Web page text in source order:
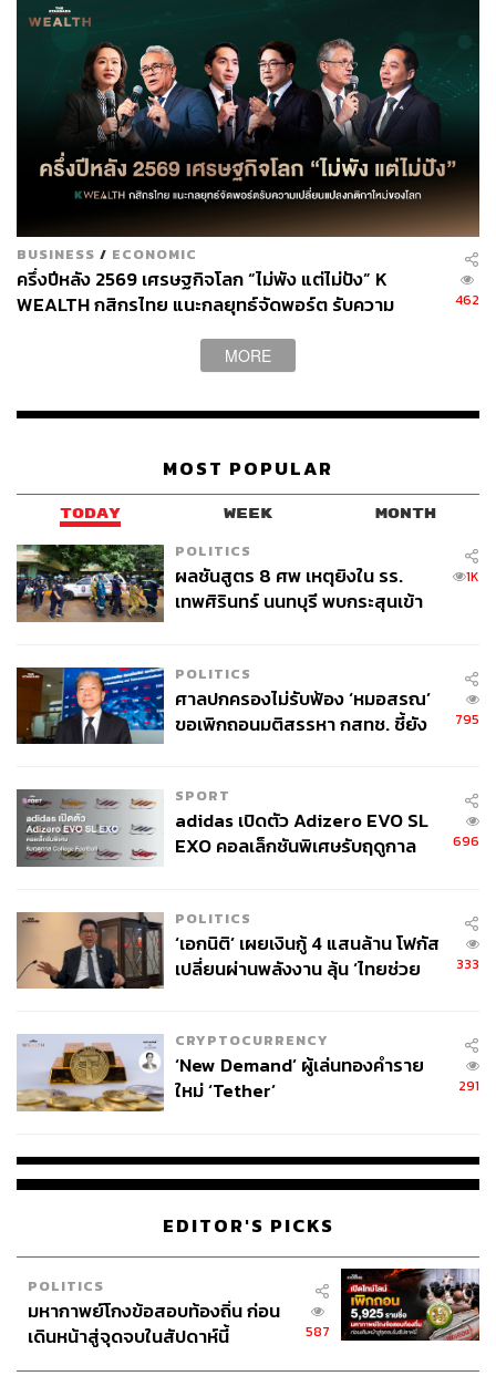
BUSINESS / ECONOMIC
ครึ่งปีหลัง 2569 เศรษฐกิจโลก “ไม่พัง แต่ไม่ปัง” K
WEALTH กสิกรไทย แนะกลยุทธ์จัดพอร์ต รับความ
462
MORE
MOST POPULAR
TODAY WEEK MONTH
POLITICS
ผลชันสูตร 8 ศพ เหตุยิงใน รร.
เทพศิรินทร์ นนทบุรี พบกระสุนเข้า
1K
POLITICS
ศาลปกครองไม่รับฟ้อง ‘หมอสรณ’
ขอเพิกถอนมติสรรหา กสทช. ชี้ยัง
795
SPORT
adidas เปิดตัว Adizero EVO SL
EXO คอลเล็กชันพิเศษรับฤดูกาล
696
POLITICS
‘เอกนิติ’ เผยเงินกู้ 4 แสนล้าน โฟกัส
เปลี่ยนผ่านพลังงาน ลุ้น ‘ไทยช่วย
333
CRYPTOCURRENCY
‘New Demand’ ผู้เล่นทองคำราย
ใหม่ ‘Tether’
291
EDITOR'S PICKS
POLITICS
มหากาพย์โกงข้อสอบท้องถิ่น ก่อน
เดินหน้าสู่จุดจบในสัปดาห์นี้
587